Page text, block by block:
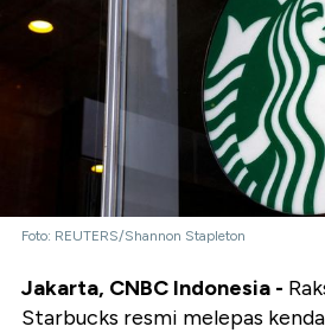
Foto: REUTERS/Shannon Stapleton
Jakarta, CNBC Indonesia -
Starbucks resmi melepas